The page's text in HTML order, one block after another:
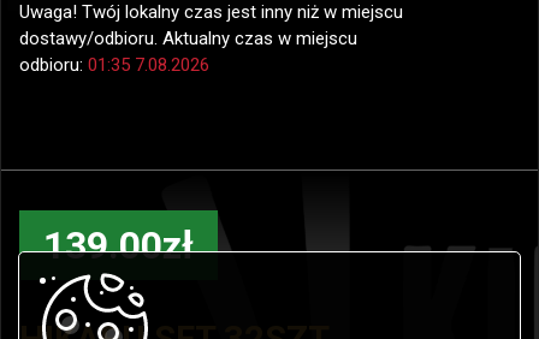
Uwaga! Twój lokalny czas jest inny niż w miejscu
dostawy/odbioru. Aktualny czas w miejscu
odbioru: 01:35 7.08.2026
139.00zł